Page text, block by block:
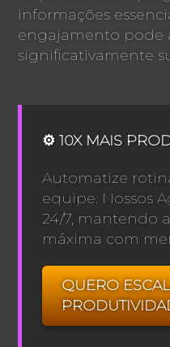
informações
engajamento pode
significativamente
⚙️ 10X MAIS
Automatize
equipe. Nossos
24/7, mantendo
máxima com
QUERO